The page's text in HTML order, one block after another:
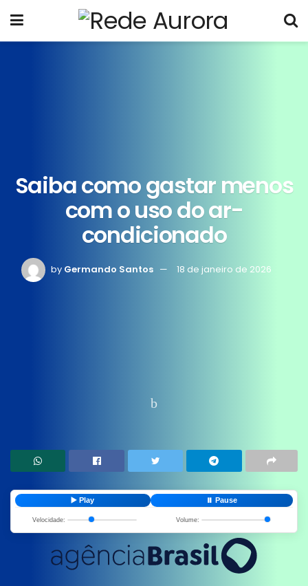
Saiba como gastar menos
com o uso do ar-
condicionado
by Germando Santos 18 de janeiro de 2026
▶️ Play ⏸️ Pause
Velocidade: Volume: